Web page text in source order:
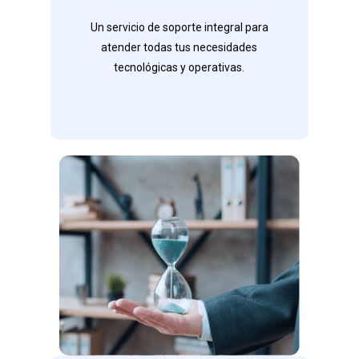
Un servicio de soporte integral para
atender todas tus necesidades
tecnológicas y operativas.
* Gestión de Solicitudes
* Mantenimiento y Actualizaciones